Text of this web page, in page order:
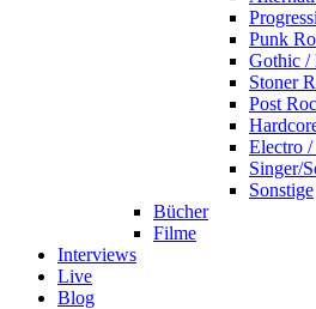
Punk
Gothic /
Stoner
Post
Electro
Singer/
Sonstige
Bücher
Filme
Interviews
Live
Blog